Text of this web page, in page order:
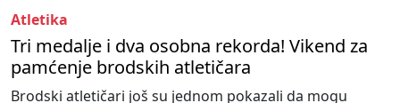
Atletika
Tri medalje i dva osobna rekorda! Vikend za
pamćenje brodskih atletičara
Brodski atletičari još su jednom pokazali da mogu